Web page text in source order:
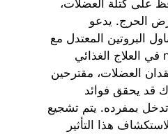
على كتلة العضلات،
الحرج. يدعو
البروتين المعتدل مع
مكملات n-3 PUFAs في العلاج الغذائي
العضلات، مقترحين
قد يحقق فوائد
بمفرده. يتم تشجيع
هذا التأثير